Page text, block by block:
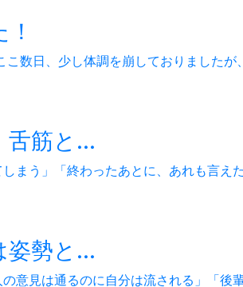
数日、少し体調を崩しておりましたが
舌筋と...
まう」「終わったあとに、あれも言
姿勢と...
意見は通るのに自分は流される」「後